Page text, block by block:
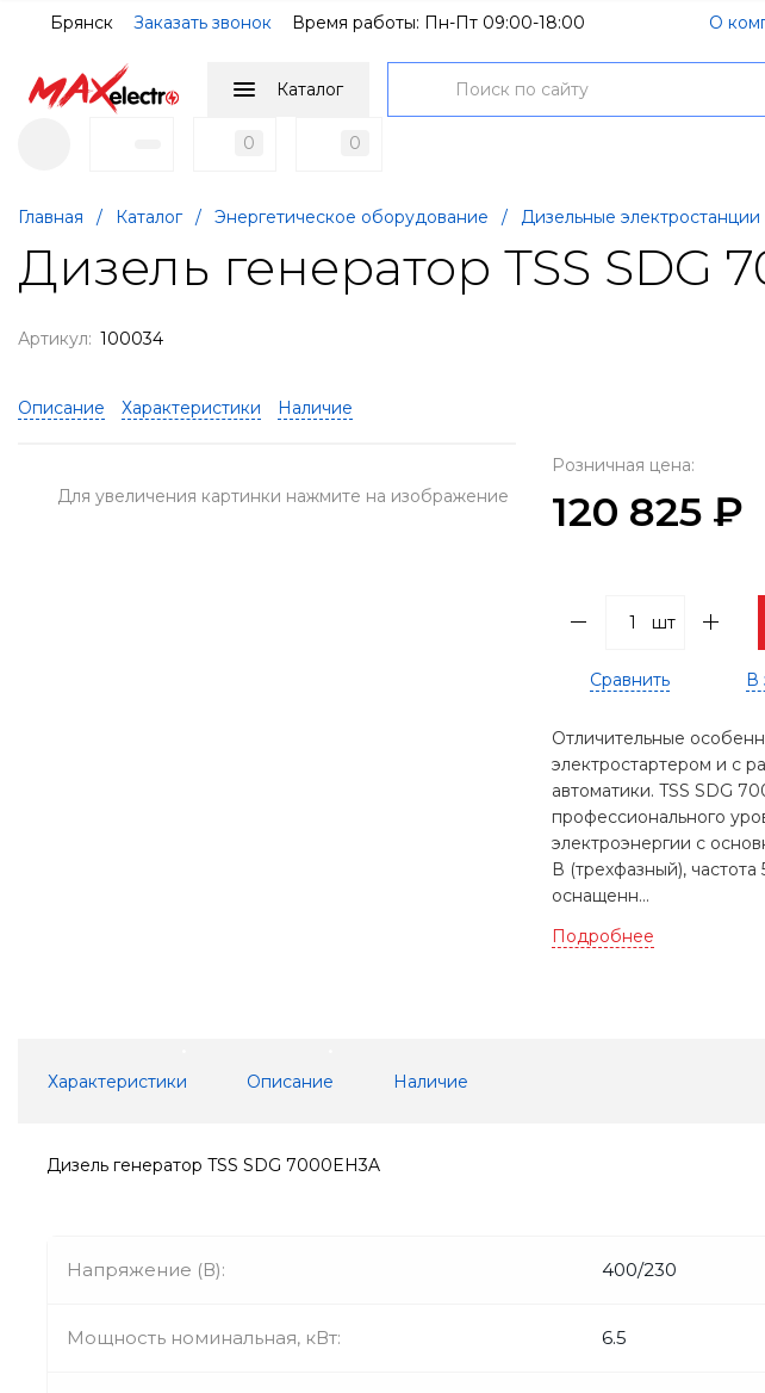
Брянск Заказать звонок Время работы: Пн-Пт 09:00-18:00 О
Каталог
0 0
Главная / Каталог / Энергетическое оборудование / Дизельные
Дизель генератор TSS SDG
Артикул: 100034
Описание Характеристики Наличие
Для увеличения картинки нажмите на изображение
Розничная цена:
120 825 ₽
шт
Сравнить В
Отличительные
электростартером и с
автоматики. TSS SDG
профессионального
электроэнергии с
В (трехфазный),
оснащенн...
Подробнее
Характеристики Описание Наличие
Дизель генератор TSS SDG 7000EH3A
Напряжение (В): 400/230
Мощность номинальная, кВт: 6.5